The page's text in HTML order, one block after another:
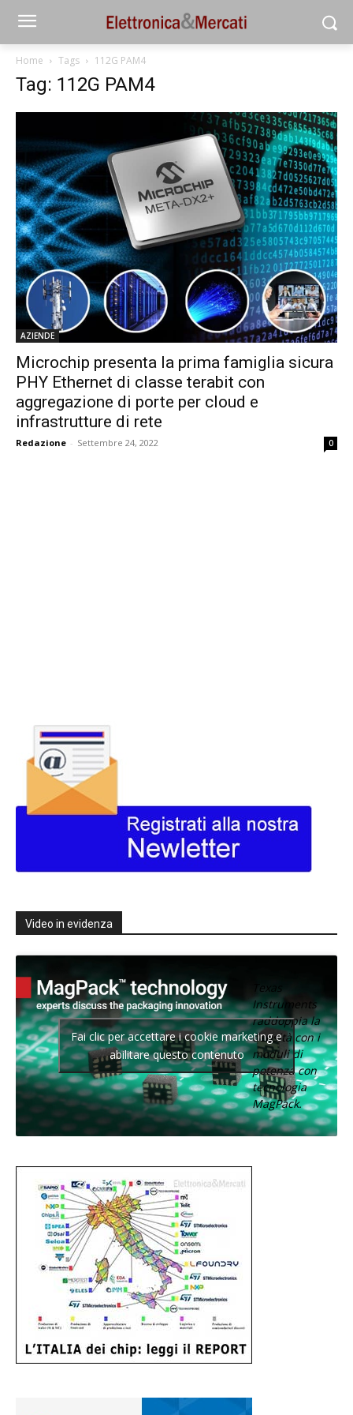
Home Tags 112G PAM4
Tag: 112G PAM4
AZIENDE
Microchip presenta la prima famiglia sicura
PHY Ethernet di classe terabit con
aggregazione di porte per cloud e
infrastrutture di rete
Redazione - Settembre 24, 2022 0
Video in evidenza
Texas
Instruments
raddoppia la
densità con i
moduli di
potenza con
tecnologia
MagPack.
Fai clic per accettare i cookie marketing e
abilitare questo contenuto